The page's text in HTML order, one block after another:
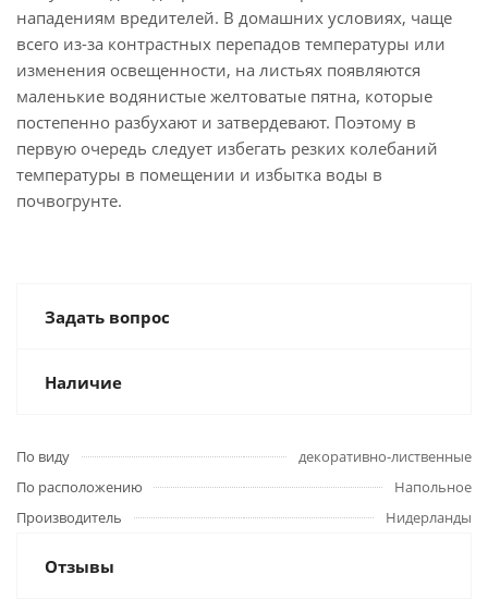
нападениям вредителей. В домашних условиях, чаще
всего из-за контрастных перепадов температуры или
изменения освещенности, на листьях появляются
маленькие водянистые желто­ватые пятна, которые
постепенно разбухают и затвердевают. Поэтому в
первую очередь следует избегать резких колебаний
температуры в помещении и избытка воды в
почвогрунте.
Задать вопрос
Наличие
По виду
декоративно-лиственные
По расположению
Напольное
Производитель
Нидерланды
Отзывы